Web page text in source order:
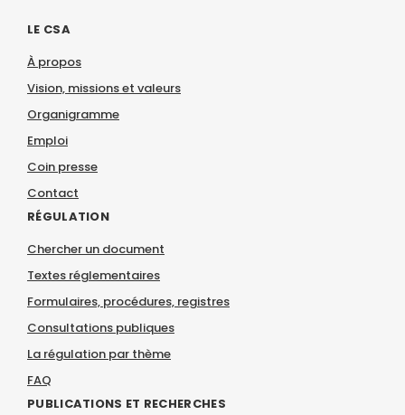
LE CSA
À propos
Vision, missions et valeurs
Organigramme
Emploi
Coin presse
Contact
RÉGULATION
Chercher un document
Textes réglementaires
Formulaires, procédures, registres
Consultations publiques
La régulation par thème
FAQ
PUBLICATIONS ET RECHERCHES